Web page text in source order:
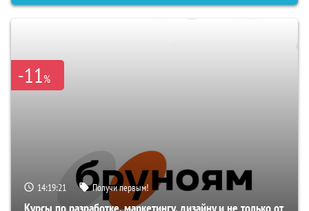
-11%
14:19:19 Получи первым!
Курсы по разработке, маркетингу, дизайну и не только от